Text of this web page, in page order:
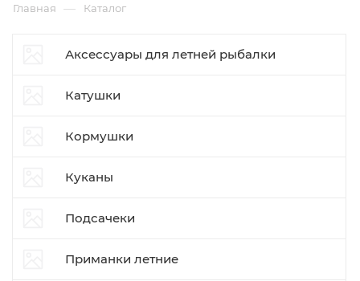
Главная — Каталог
Аксессуары для летней рыбалки
Катушки
Кормушки
Куканы
Подсачеки
Приманки летние